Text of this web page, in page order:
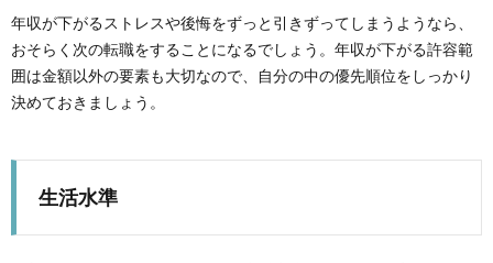
年収が下がるストレスや後悔をずっと引きずってしまうようなら、
おそらく次の転職をすることになるでしょう。年収が下がる許容範
囲は金額以外の要素も大切なので、自分の中の優先順位をしっかり
決めておきましょう。
生活水準